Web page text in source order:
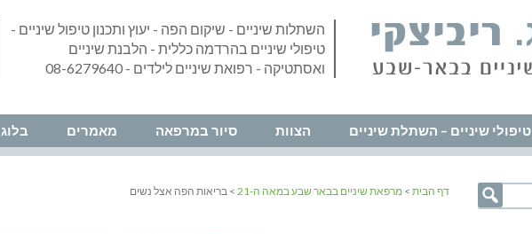
השתלות שיניים - שיקום הפה - יעוץ ותכנון טיפול שיניים -
טיפולי שיניים בהרדמה כללית - הלבנת שיניים
ואסתטיקה - רפואת שיניים לילדים - 08-6279640
טיפולי שיניים – השתלת שיניים הצוות סיור במרפאה מאמרים בלוג
דף הבית > מרפאת שיניים בבאר שבע במאה ה-21 > בריאות הפה אצל נשים